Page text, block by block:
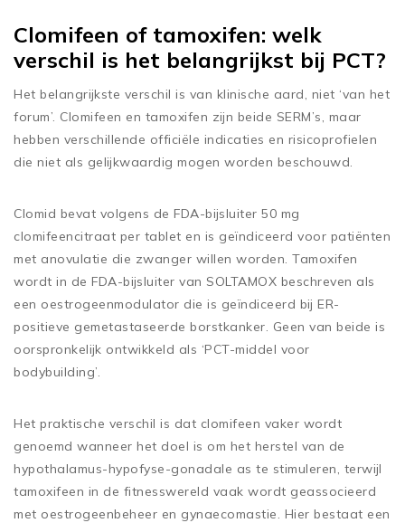
Clomifeen of tamoxifen: welk
verschil is het belangrijkst bij PCT?
Het belangrijkste verschil is van klinische aard, niet ‘van het
forum’. Clomifeen en tamoxifen zijn beide SERM’s, maar
hebben verschillende officiële indicaties en risicoprofielen
die niet als gelijkwaardig mogen worden beschouwd.
Clomid bevat volgens de FDA-bijsluiter 50 mg
clomifeencitraat per tablet en is geïndiceerd voor patiënten
met anovulatie die zwanger willen worden. Tamoxifen
wordt in de FDA-bijsluiter van SOLTAMOX beschreven als
een oestrogeenmodulator die is geïndiceerd bij ER-
positieve gemetastaseerde borstkanker. Geen van beide is
oorspronkelijk ontwikkeld als ‘PCT-middel voor
bodybuilding’.
Het praktische verschil is dat clomifeen vaker wordt
genoemd wanneer het doel is om het herstel van de
hypothalamus-hypofyse-gonadale as te stimuleren, terwijl
tamoxifeen in de fitnesswereld vaak wordt geassocieerd
met oestrogeenbeheer en gynaecomastie. Hier bestaat een